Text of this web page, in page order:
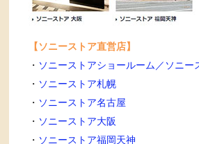
【ソニーストア直営店】
・ ソニーストアショールーム／ソニー
・ ソニーストア札幌
・ ソニーストア名古屋
・ ソニーストア大阪
・ ソニーストア福岡天神